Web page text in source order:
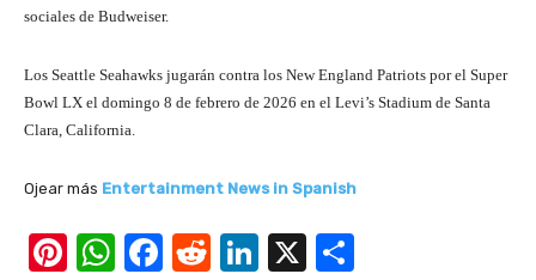
sociales de Budweiser.
Los Seattle Seahawks jugarán contra los New England Patriots por el Super
Bowl LX el domingo 8 de febrero de 2026 en el Levi’s Stadium de Santa
Clara, California.
Ojear más Entertainment News in Spanish
Pi
W
F
R
Li
X